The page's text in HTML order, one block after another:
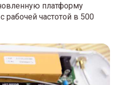
платформу
рабочей частотой в 500